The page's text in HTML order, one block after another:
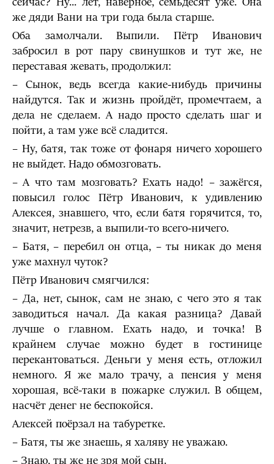
же дяди Вани на три года была старше.
Оба замолчали. Выпили. Пётр Иванович
забросил в рот пару свинушков и тут же, не
переставая жевать, продолжил:
– Сынок, ведь всегда какие-нибудь причины
найдутся. Так и жизнь пройдёт, промечтаем, а
дела не сделаем. А надо просто сделать шаг и
пойти, а там уже всё сладится.
– Ну, батя, так тоже от фонаря ничего хорошего
не выйдет. Надо обмозговать.
– А что там мозговать? Ехать надо! – зажёгся,
повысил голос Пётр Иванович, к удивлению
Алексея, знавшего, что, если батя горячится, то,
значит, нетрезв, а выпили-то всего-ничего.
– Батя, – перебил он отца, – ты никак до меня
уже махнул чуток?
Пётр Иванович смягчился:
– Да, нет, сынок, сам не знаю, с чего это я так
заводиться начал. Да какая разница? Давай
лучше о главном. Ехать надо, и точка! В
крайнем случае можно будет в гостинице
перекантоваться. Деньги у меня есть, отложил
немного. Я же мало трачу, а пенсия у меня
хорошая, всё-таки в пожарке служил. В общем,
насчёт денег не беспокойся.
Алексей поёрзал на табуретке.
– Батя, ты же знаешь, я халяву не уважаю.
– Знаю, ты же не зря мой сын.